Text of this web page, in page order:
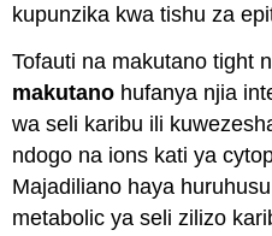
kupunzika kwa tishu za
Tofauti na makutano tight
makutano hufanya njia
wa seli karibu ili
ndogo na ions kati ya
Majadiliano haya
metabolic ya seli zilizo